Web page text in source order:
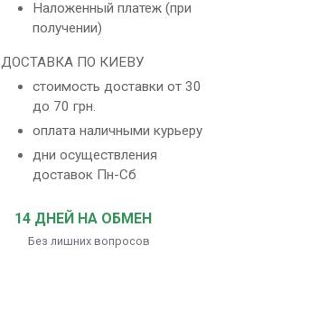
Наложенный платеж (при
получении)
ДОСТАВКА ПО КИЕВУ
стоимость доставки от 30
до 70 грн.
оплата наличными курьеру
дни осуществления
доставок Пн-Сб
14 ДНЕЙ НА ОБМЕН
Без лишних вопросов